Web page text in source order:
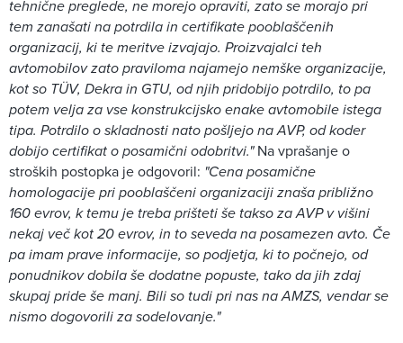
tehnične preglede, ne morejo opraviti, zato se morajo pri
tem zanašati na potrdila in certifikate pooblaščenih
organizacij, ki te meritve izvajajo. Proizvajalci teh
avtomobilov zato praviloma najamejo nemške organizacije,
kot so TÜV, Dekra in GTU, od njih pridobijo potrdilo, to pa
potem velja za vse konstrukcijsko enake avtomobile istega
tipa. Potrdilo o skladnosti nato pošljejo na AVP, od koder
dobijo certifikat o posamični odobritvi."Na vprašanje o
stroških postopka je odgovoril: "Cena posamične
homologacije pri pooblaščeni organizaciji znaša približno
160 evrov, k temu je treba prišteti še takso za AVP v višini
nekaj več kot 20 evrov, in to seveda na posamezen avto. Če
pa imam prave informacije, so podjetja, ki to počnejo, od
ponudnikov dobila še dodatne popuste, tako da jih zdaj
skupaj pride še manj. Bili so tudi pri nas na AMZS, vendar se
nismo dogovorili za sodelovanje."